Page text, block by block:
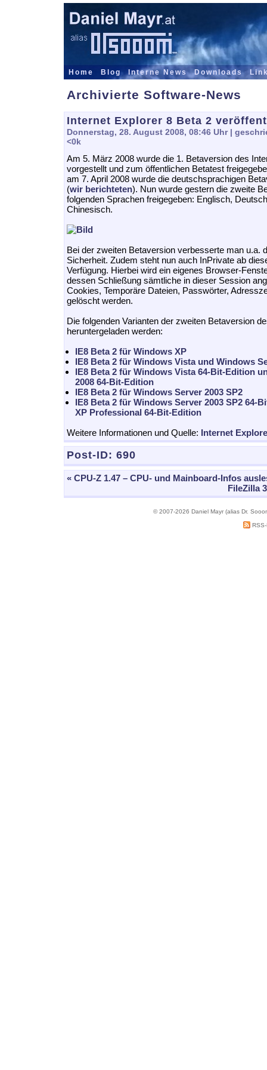
Home Blog Interne News Downloads
Archivierte Software-News
Internet Explorer 8 Beta 2
Donnerstag, 28. August 2008, 08:46 Uhr|
<0k
Am 5. März 2008 wurde die 1. Betaversion des
vorgestellt und zum öffentlichen Betatest
am 7. April 2008 wurde die deutschsprachigen
(wir berichteten). Nun wurde gestern die zweite
folgenden Sprachen freigegeben: Englisch,
Chinesisch.
Bei der zweiten Betaversion verbesserte man u.a.
Sicherheit. Zudem steht nun auch InPrivate ab
Verfügung. Hierbei wird ein eigenes Browser-
dessen Schließung sämtliche in dieser Session
Cookies, Temporäre Dateien, Passwörter,
gelöscht werden.
Die folgenden Varianten der zweiten Betaversion
heruntergeladen werden:
IE8 Beta 2 für Windows XP
IE8 Beta 2 für Windows Vista und Windows
IE8 Beta 2 für Windows Vista 64-Bit-Edition
2008 64-Bit-Edition
IE8 Beta 2 für Windows Server 2003 SP2
IE8 Beta 2 für Windows Server 2003 SP2 64-
XP Professional 64-Bit-Edition
Weitere Informationen und Quelle: Internet
Post-ID: 690
« CPU-Z 1.47 – CPU- und Mainboard-Infos
FileZilla
© 2007-2026 Daniel Mayr (alias Dr.